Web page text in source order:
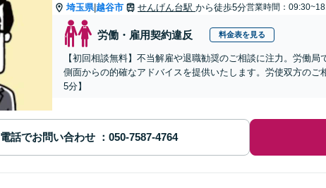
埼玉県|越谷市 せんげん台駅 から徒歩5分営業時間：
労働・雇用契約違反 料金表を見る
【初回相談無料】不当解雇や退職勧奨のご相談に注力。労働
側面からの的確なアドバイスを提供いたします。労使双方の
5分】
電話でお問い合わせ